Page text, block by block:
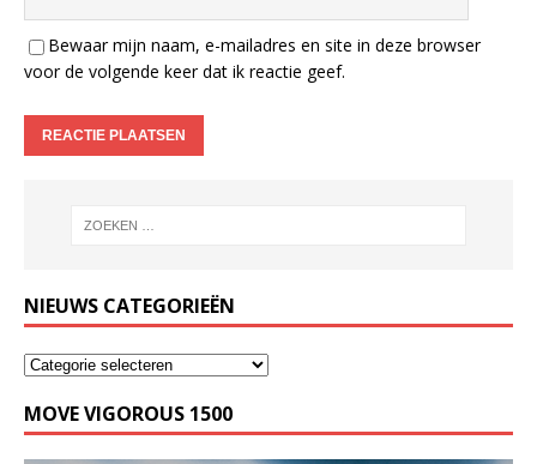
Bewaar mijn naam, e-mailadres en site in deze browser
voor de volgende keer dat ik reactie geef.
NIEUWS CATEGORIEËN
MOVE VIGOROUS 1500